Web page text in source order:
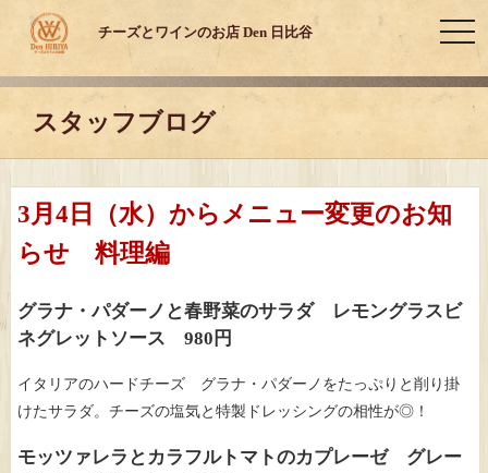
チーズとワインのお店 Den 日比谷
スタッフブログ
3月4日（水）からメニュー変更のお知
らせ 料理編
グラナ・パダーノと春野菜のサラダ レモングラスビ
ネグレットソース 980円
イタリアのハードチーズ グラナ・パダーノをたっぷりと削り掛
けたサラダ。チーズの塩気と特製ドレッシングの相性が◎！
モッツァレラとカラフルトマトのカプレーゼ グレー